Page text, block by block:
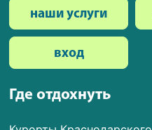
Где отдохнуть
наши услуги
вход